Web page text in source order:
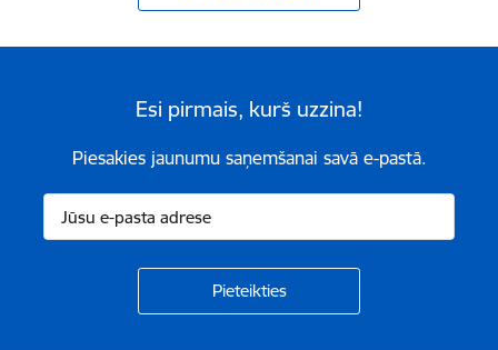
Esi pirmais, kurš uzzina!
Piesakies jaunumu saņemšanai savā e-pastā.